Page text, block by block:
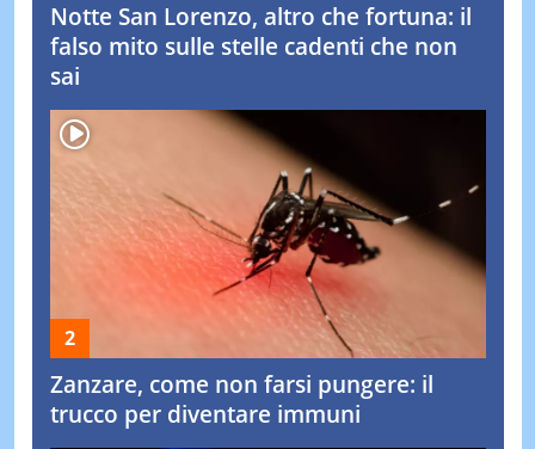
Notte San Lorenzo, altro che fortuna: il
falso mito sulle stelle cadenti che non
sai
Zanzare, come non farsi pungere: il
trucco per diventare immuni